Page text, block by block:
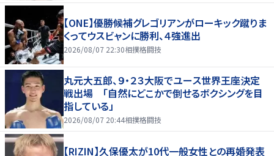
【ONE】優勝候補グレゴリアンがローキック蹴りま
くってウスビャンに勝利、４強進出
2026/08/07 22:30相撲格闘技
丸元大五郎、９・２３大阪でユース世界王座決定
戦出場 「自然にどこかで倒せるボクシングを目
指している」
2026/08/07 20:44相撲格闘技
【RIZIN】久保優太が10代一般女性との再婚発表